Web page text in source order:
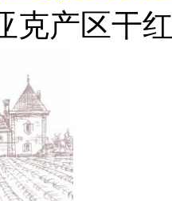
克产区干